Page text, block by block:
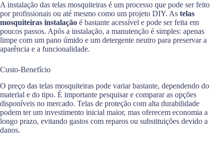
A instalação das telas mosquiteiras é um processo que pode ser feito
por profissionais ou até mesmo como um projeto DIY. As telas
mosquiteiras instalação é bastante acessível e pode ser feita em
poucos passos. Após a instalação, a manutenção é simples: apenas
limpe com um pano úmido e um detergente neutro para preservar a
aparência e a funcionalidade.
Custo-Benefício
O preço das telas mosquiteiras pode variar bastante, dependendo do
material e do tipo. É importante pesquisar e comparar as opções
disponíveis no mercado. Telas de proteção com alta durabilidade
podem ter um investimento inicial maior, mas oferecem economia a
longo prazo, evitando gastos com reparos ou substituições devido a
danos.